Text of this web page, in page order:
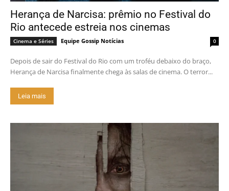
Herança de Narcisa: prêmio no Festival do
Rio antecede estreia nos cinemas
Cinema e Séries Equipe Gossip Notícias 0
Depois de sair do Festival do Rio com um troféu debaixo do braço,
Herança de Narcisa finalmente chega às salas de cinema. O terror...
Leia mais